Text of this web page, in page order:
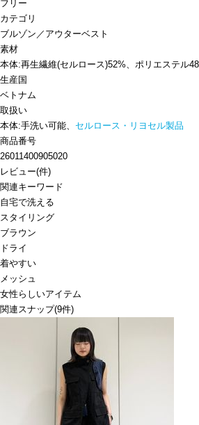
フリー
カテゴリ
ブルゾン／アウターベスト
素材
本体:再生繊維(セルロース)52%、ポリエステル
生産国
ベトナム
取扱い
本体:手洗い可能、 セルロース・リヨセル製品
商品番号
26011400905020
レビュー(件)
関連キーワード
自宅で洗える
スタイリング
ブラウン
ドライ
着やすい
メッシュ
女性らしいアイテム
関連スナップ(9件)